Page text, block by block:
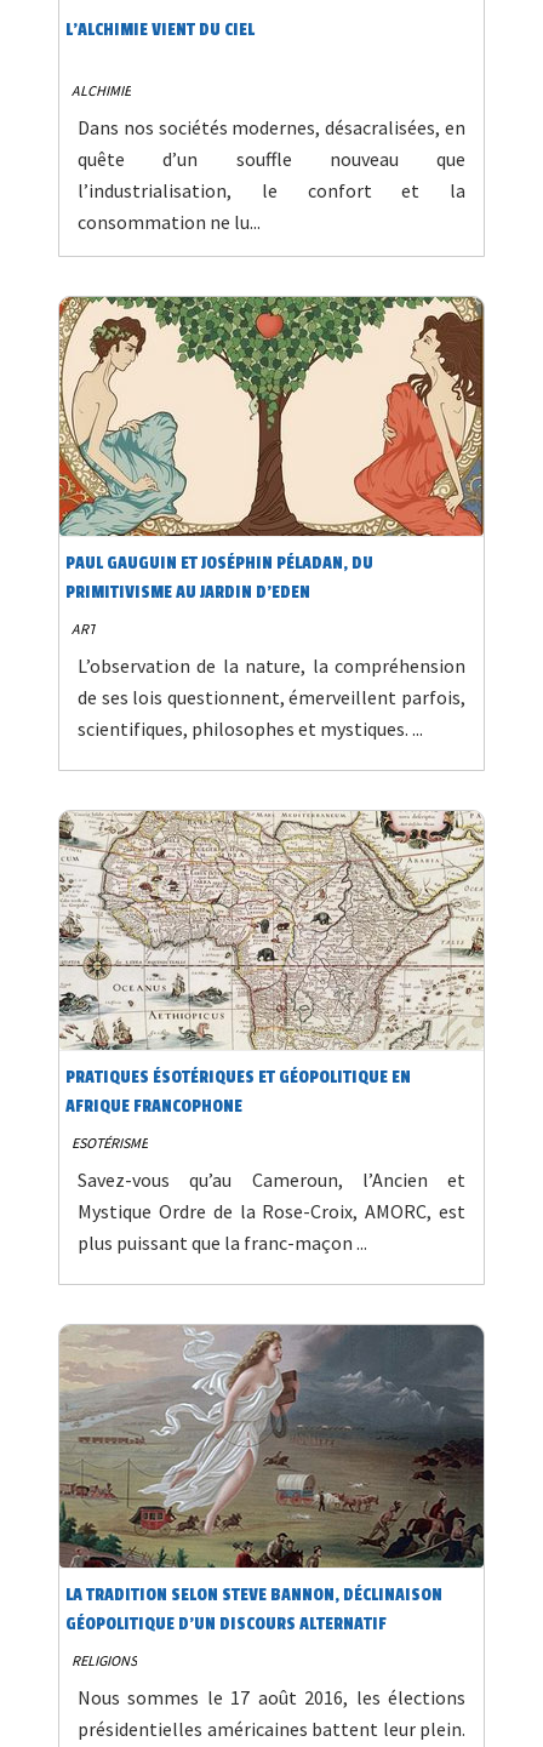
L'ALCHIMIE VIENT DU CIEL
ALCHIMIE
Dans nos sociétés modernes, désacralisées, en
quête d’un souffle nouveau que
l’industrialisation, le confort et la
consommation ne lu...
PAUL GAUGUIN ET JOSÉPHIN PÉLADAN, DU
PRIMITIVISME AU JARDIN D’EDEN
ART
L’observation de la nature, la compréhension
de ses lois questionnent, émerveillent parfois,
scientifiques, philosophes et mystiques. ...
PRATIQUES ÉSOTÉRIQUES ET GÉOPOLITIQUE EN
AFRIQUE FRANCOPHONE
ESOTÉRISME
Savez-vous qu’au Cameroun, l’Ancien et
Mystique Ordre de la Rose-Croix, AMORC, est
plus puissant que la franc-maçon ...
LA TRADITION SELON STEVE BANNON, DÉCLINAISON
GÉOPOLITIQUE D’UN DISCOURS ALTERNATIF
RELIGIONS
Nous sommes le 17 août 2016, les élections
présidentielles américaines battent leur plein.